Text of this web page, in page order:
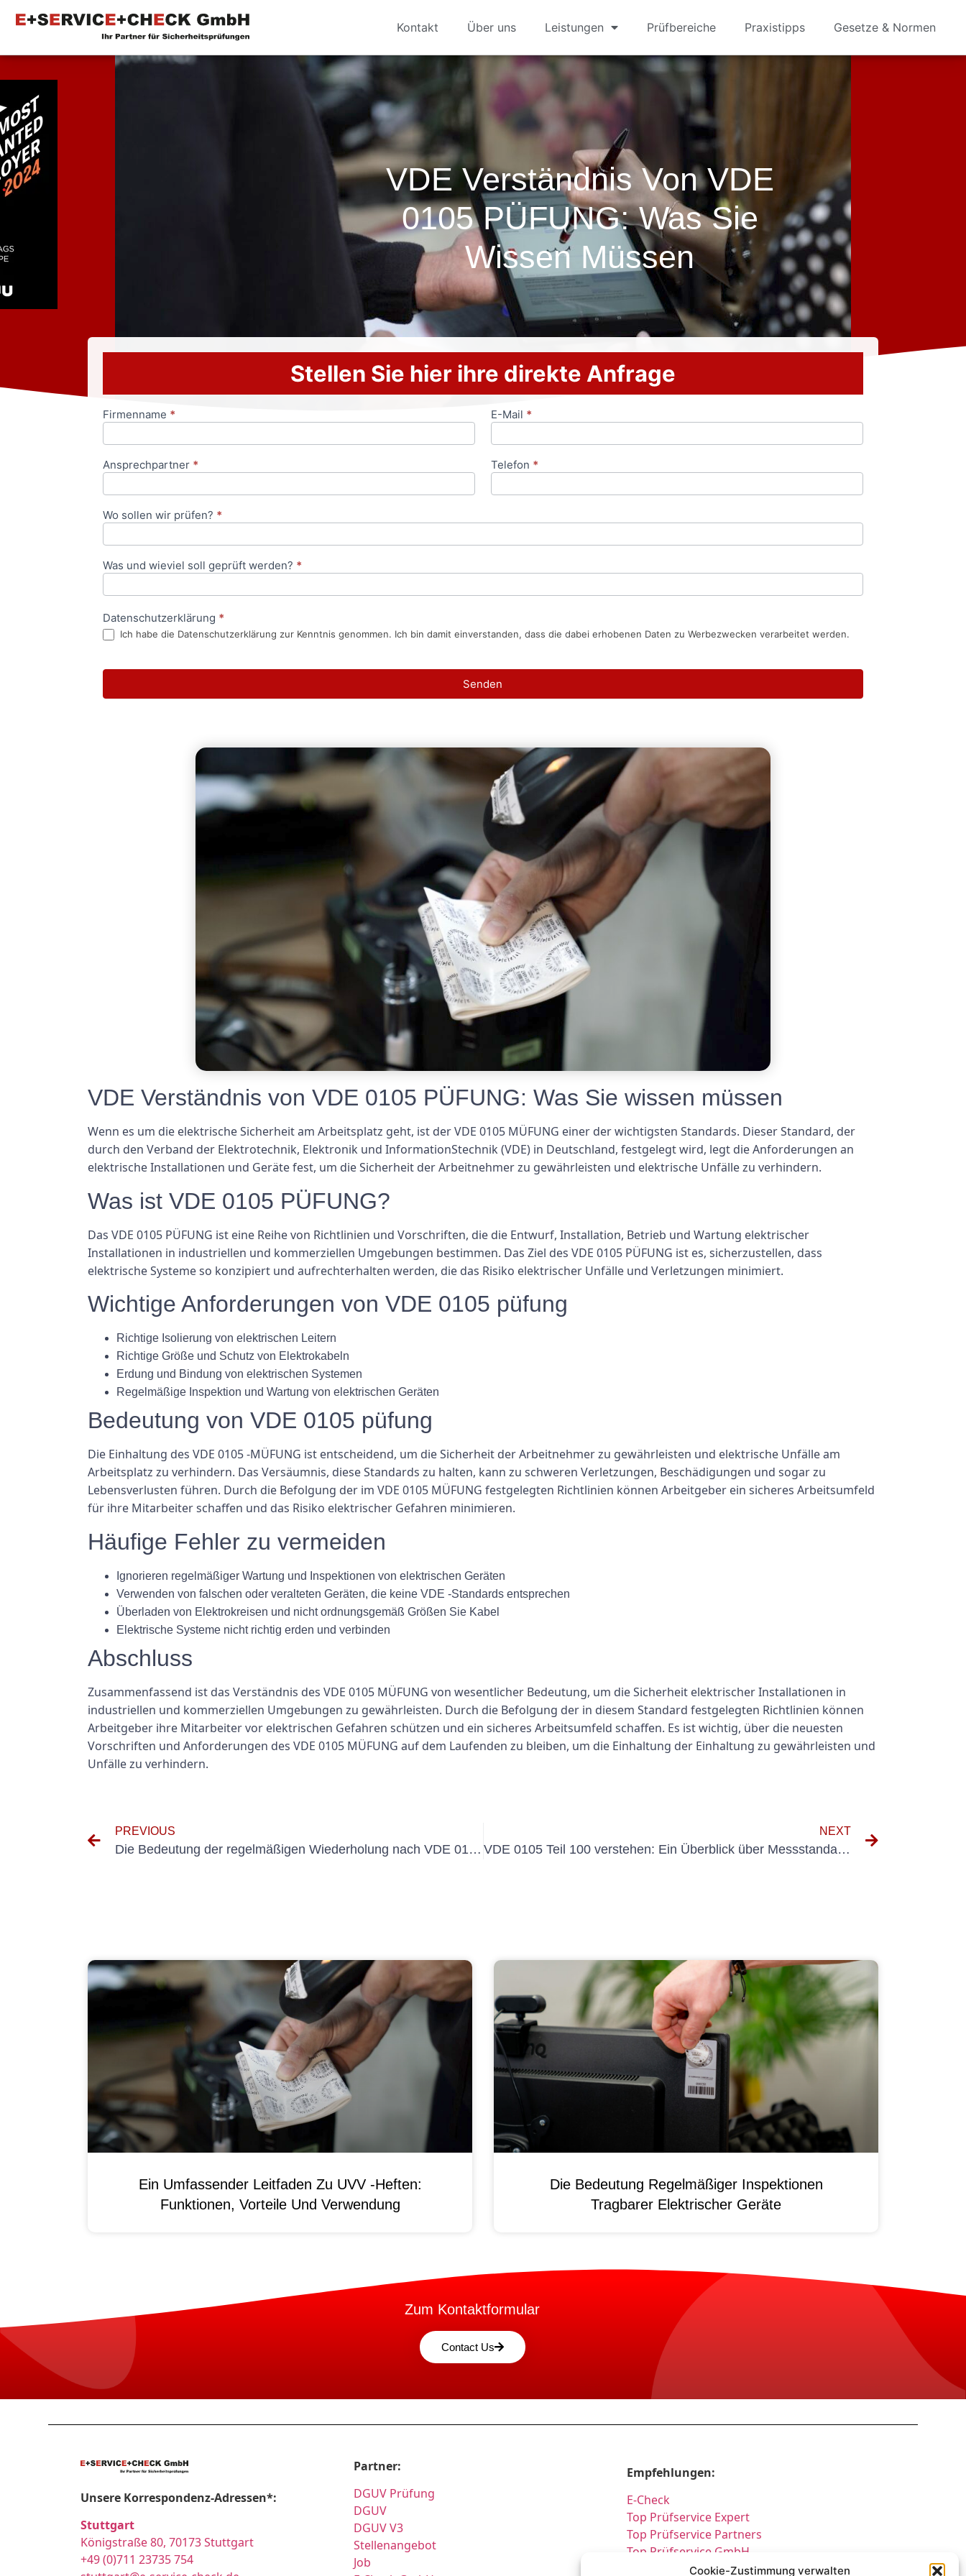
Cookie-Zustimmung verwalten
Kontakt Über uns Leistungen Prüfbereiche Praxistipps Gesetze & Normen
VDE Verständnis Von VDE
0105 PÜFUNG: Was Sie
Wissen Müssen
Stellen Sie hier ihre direkte Anfrage
Anfrageformular
Firmenname * E-Mail *
Ansprechpartner * Telefon *
Wo sollen wir prüfen? *
Was und wieviel soll geprüft werden? *
Datenschutzerklärung *
Ich habe die Datenschutzerklärung zur Kenntnis genommen. Ich bin damit einverstanden, dass die dabei erhobenen Daten zu Werbezwecken verarbeitet werden.
Senden
VDE Verständnis von VDE 0105 PÜFUNG: Was Sie wissen müssen
Wenn es um die elektrische Sicherheit am Arbeitsplatz geht, ist der VDE 0105 MÜFUNG einer der wichtigsten Standards. Dieser Standard, der
durch den Verband der Elektrotechnik, Elektronik und InformationStechnik (VDE) in Deutschland, festgelegt wird, legt die Anforderungen an
elektrische Installationen und Geräte fest, um die Sicherheit der Arbeitnehmer zu gewährleisten und elektrische Unfälle zu verhindern.
Was ist VDE 0105 PÜFUNG?
Das VDE 0105 PÜFUNG ist eine Reihe von Richtlinien und Vorschriften, die die Entwurf, Installation, Betrieb und Wartung elektrischer
Installationen in industriellen und kommerziellen Umgebungen bestimmen. Das Ziel des VDE 0105 PÜFUNG ist es, sicherzustellen, dass
elektrische Systeme so konzipiert und aufrechterhalten werden, die das Risiko elektrischer Unfälle und Verletzungen minimiert.
Wichtige Anforderungen von VDE 0105 püfung
Richtige Isolierung von elektrischen Leitern
Richtige Größe und Schutz von Elektrokabeln
Erdung und Bindung von elektrischen Systemen
Regelmäßige Inspektion und Wartung von elektrischen Geräten
Bedeutung von VDE 0105 püfung
Die Einhaltung des VDE 0105 -MÜFUNG ist entscheidend, um die Sicherheit der Arbeitnehmer zu gewährleisten und elektrische Unfälle am
Arbeitsplatz zu verhindern. Das Versäumnis, diese Standards zu halten, kann zu schweren Verletzungen, Beschädigungen und sogar zu
Lebensverlusten führen. Durch die Befolgung der im VDE 0105 MÜFUNG festgelegten Richtlinien können Arbeitgeber ein sicheres Arbeitsumfeld
für ihre Mitarbeiter schaffen und das Risiko elektrischer Gefahren minimieren.
Häufige Fehler zu vermeiden
Ignorieren regelmäßiger Wartung und Inspektionen von elektrischen Geräten
Verwenden von falschen oder veralteten Geräten, die keine VDE -Standards entsprechen
Überladen von Elektrokreisen und nicht ordnungsgemäß Größen Sie Kabel
Elektrische Systeme nicht richtig erden und verbinden
Abschluss
Zusammenfassend ist das Verständnis des VDE 0105 MÜFUNG von wesentlicher Bedeutung, um die Sicherheit elektrischer Installationen in
industriellen und kommerziellen Umgebungen zu gewährleisten. Durch die Befolgung der in diesem Standard festgelegten Richtlinien können
Arbeitgeber ihre Mitarbeiter vor elektrischen Gefahren schützen und ein sicheres Arbeitsumfeld schaffen. Es ist wichtig, über die neuesten
Vorschriften und Anforderungen des VDE 0105 MÜFUNG auf dem Laufenden zu bleiben, um die Einhaltung der Einhaltung zu gewährleisten und
Unfälle zu verhindern.
PREVIOUS
Die Bedeutung der regelmäßigen Wiederholung nach VDE 0100 Teil 600
NEXT
VDE 0105 Teil 100 verstehen: Ein Überblick über Messstandards
Ein Umfassender Leitfaden Zu UVV -Heften:
Funktionen, Vorteile Und Verwendung
Die Bedeutung Regelmäßiger Inspektionen
Tragbarer Elektrischer Geräte
Zum Kontaktformular
Contact Us
Unsere Korrespondenz-Adressen*:
Stuttgart
Königstraße 80, 70173 Stuttgart
+49 (0)711 23735 754
Partner:
DGUV Prüfung
DGUV
DGUV V3
Stellenangebot
Job
Empfehlungen:
E-Check
Top Prüfservice Expert
Top Prüfservice Partners
Top Prüfservice GmbH
Prüfung DGUV3 GmbH